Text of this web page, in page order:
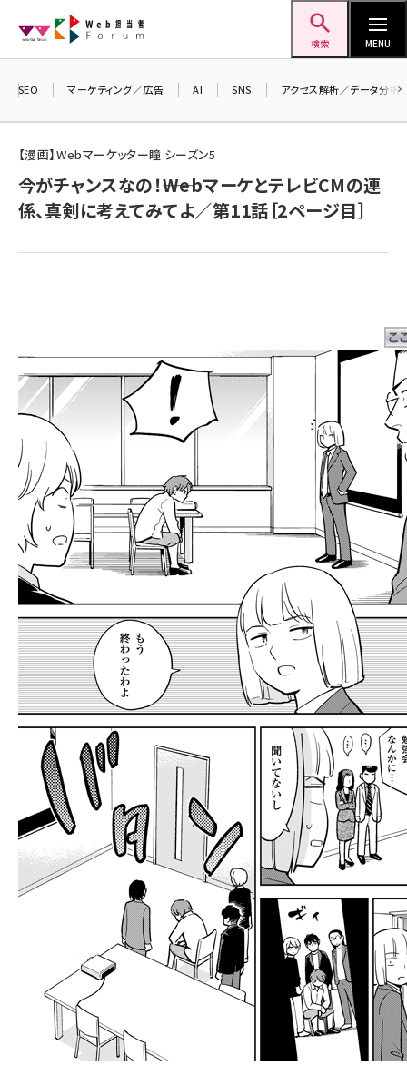
ン
検索 MENU
seo (3523)
z世代 (1622)
meo (1275)
llmo (1161)
SEO マーケティング／広告 AI SNS アクセス解析／データ分析
【漫画】Webマーケッター瞳 シーズン5
今がチャンスなの！――WebマーケとテレビCMの連
係、真剣に考えてみてよ／第11話［2ページ目］
▼ア